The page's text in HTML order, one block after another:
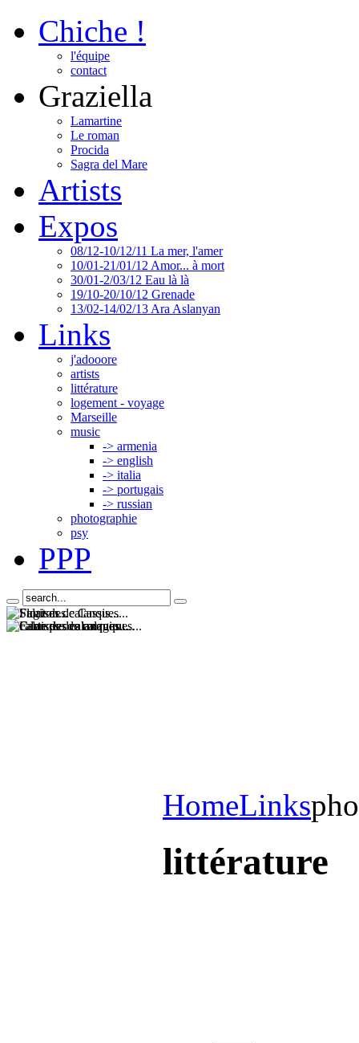
Chiche !
l'équipe
contact
Graziella
Lamartine
Le roman
Procida
Sagra del Mare
Artists
Expos
08/12-10/12/11 La mer, l'amer
10/01-21/01/12 Amor... à mort
30/01-2/03/12 Eau là là
19/10-20/10/12 Grenade
13/02-14/02/13 Ara Aslanyan
Links
j'adooore
artists
littérature
logement - voyage
Marseille
music
-> armenia
-> english
-> italia
-> portugais
-> russian
photographie
psy
PPP
HomeLinks
littérature